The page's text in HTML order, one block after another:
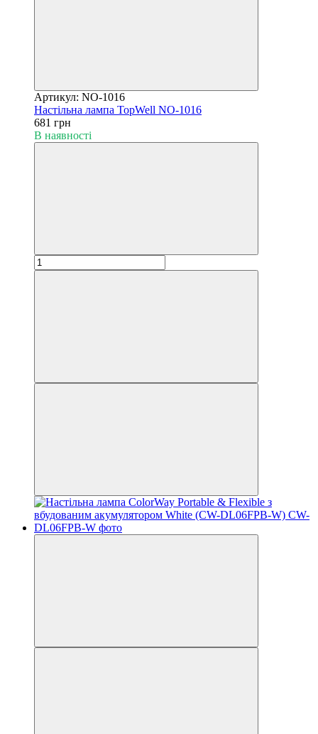
Артикул: NO-1016
Настільна лампа TopWell NO-1016
681 грн
В наявності